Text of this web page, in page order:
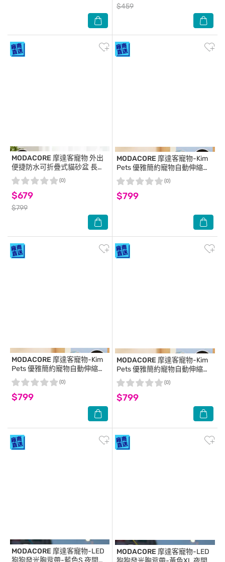
$459
MODACORE 摩達客寵物 外出
便捷防水可折疊式貓砂盆 長途
旅行露營適用
$679
$799
(0)
MODACORE 摩達客寵物-Kim
Pets 優雅簡約寵物自動伸縮牽
繩拉繩/5米長/莫蘭迪綠
$799
(0)
MODACORE 摩達客寵物-Kim
Pets 優雅簡約寵物自動伸縮牽
繩拉繩/5米長/香檳金
$799
(0)
MODACORE 摩達客寵物-Kim
Pets 優雅簡約寵物自動伸縮牽
繩拉繩/5米長/雪山白
$799
(0)
MODACORE 摩達客寵物-LED
狗狗發光胸背帶-藍色S 夜間遛
MODACORE 摩達客寵物-LED